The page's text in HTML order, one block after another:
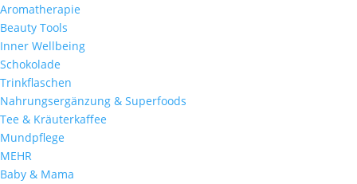
Aromatherapie
Beauty Tools
Inner Wellbeing
Schokolade
Trinkflaschen
Nahrungsergänzung & Superfoods
Tee & Kräuterkaffee
Mundpflege
MEHR
Baby & Mama